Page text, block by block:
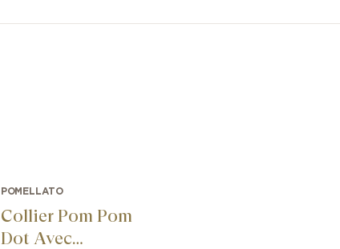
POMELLATO
Collier Pom Pom
Dot Avec